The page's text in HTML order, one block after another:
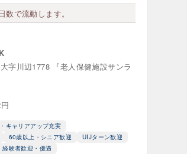
で流動します。
字川辺1778 『老人保健施設サンラ
キャリアアップ充実
60歳以上・シニア歓迎
UIJターン歓迎
経験者歓迎・優遇